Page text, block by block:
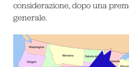
considerazione, dopo una
generale.